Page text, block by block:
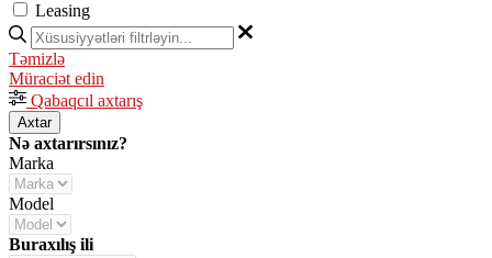
Leasing
Təmizlə
Müraciət edin
Qabaqcıl axtarış
Axtar
Nə axtarırsınız?
Marka
Model
Buraxılış ili